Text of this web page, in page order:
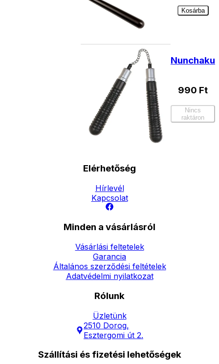
Kosárba
Nunchaku
990 Ft
Nincs
raktáron
Elérhetőség
Hírlevél
Kapcsolat
Minden a vásárlásról
Vásárlási feltetelek
Garancia
Általános szerződési feltételek
Adatvédelmi nyilatkozat
Rólunk
Üzletünk
2510 Dorog,
Esztergomi út 2.
Szállítási és fizetési lehetőségek